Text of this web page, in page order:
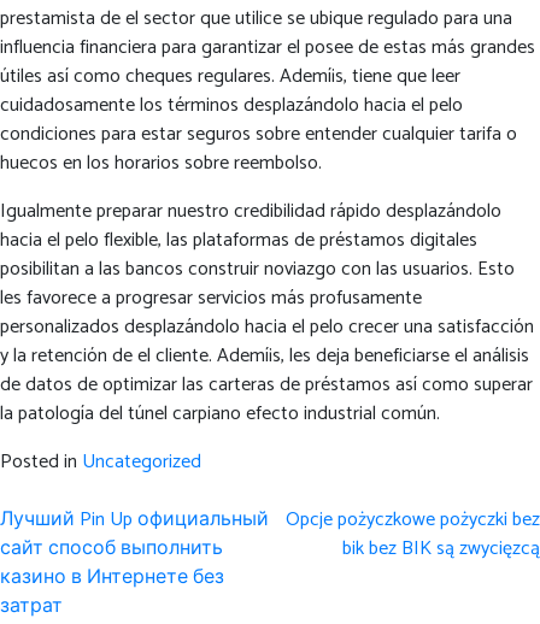
prestamista de el sector que utilice se ubique regulado para una
influencia financiera para garantizar el posee de estas más grandes
útiles así­ como cheques regulares. Ademí¡s, tiene que leer
cuidadosamente los términos desplazándolo hacia el pelo
condiciones para estar seguros sobre entender cualquier tarifa o
huecos en los horarios sobre reembolso.
Igualmente preparar nuestro credibilidad rápido desplazándolo
hacia el pelo flexible, las plataformas de préstamos digitales
posibilitan a las bancos construir noviazgo con las usuarios. Esto
les favorece a progresar servicios más profusamente
personalizados desplazándolo hacia el pelo crecer una satisfacción
y la retención de el cliente. Ademí¡s, les deja beneficiarse el análisis
de datos de optimizar las carteras de préstamos así­ como superar
la patologí­a del túnel carpiano efecto industrial común.
Posted in Uncategorized
Post
navigation
Лучший Pin Up официальный
сайт способ выполнить
казино в Интернете без
затрат
Opcje pożyczkowe pożyczki bez
bik bez BIK są zwycięzcą